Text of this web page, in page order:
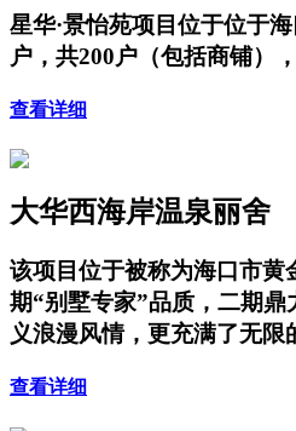
星华·景怡苑项目位于位于
户，共200户（包括商铺）
查看详细
大华西海岸温泉丽舍
该项目位于被称为海口市黄
期“别墅专家”品质，二期
义浪漫风情，更充满了无限
查看详细